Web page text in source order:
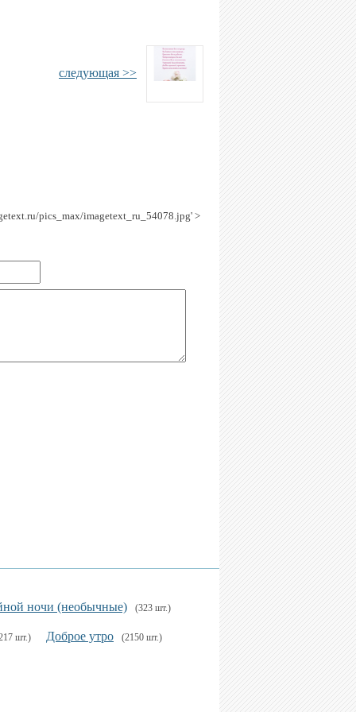
следующая >>
pics_max/imagetext_ru_54078.jpg' >
ночи (необычные) (323 шт.)
шт.) Доброе утро (2150 шт.)